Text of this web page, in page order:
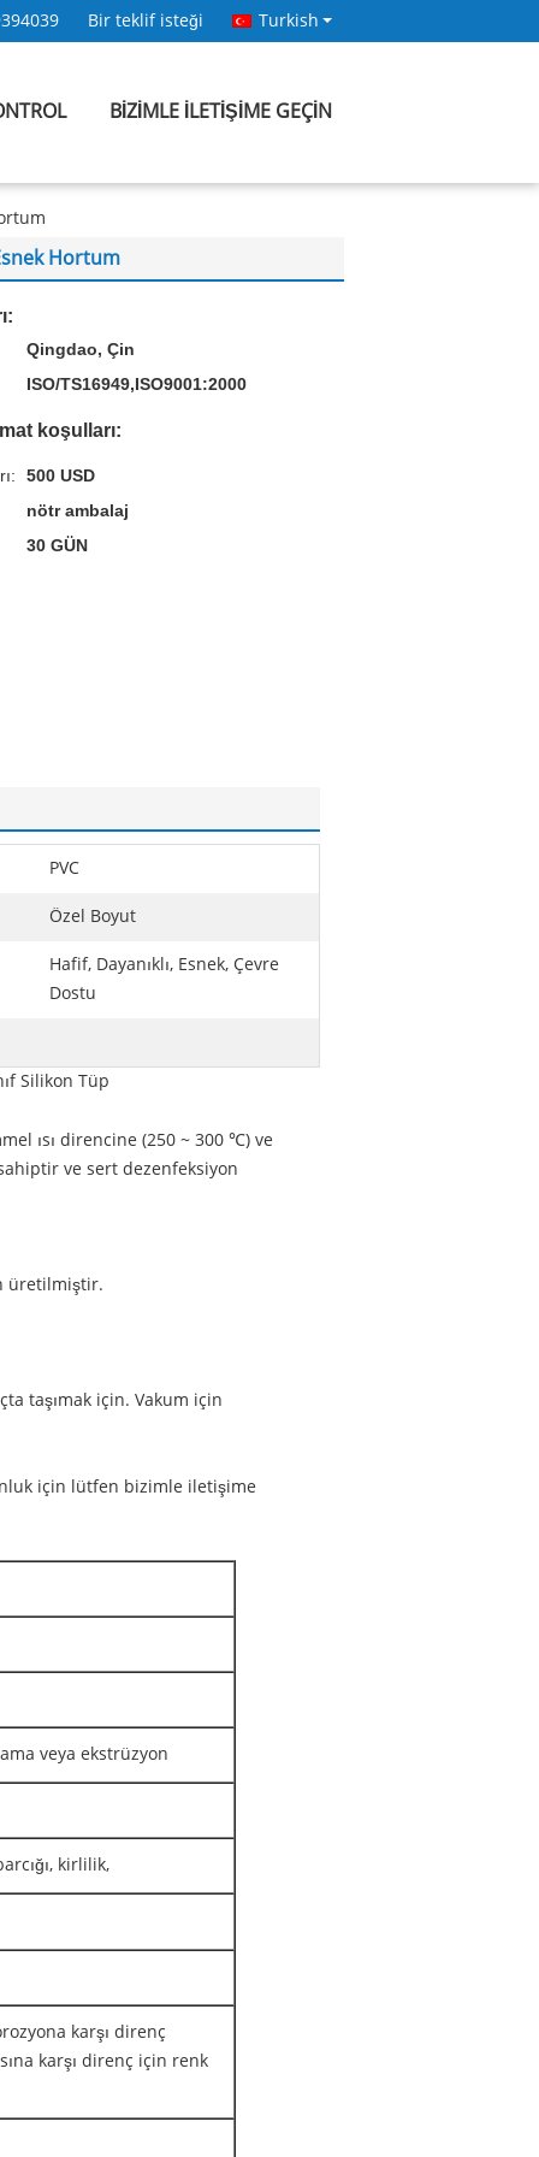
Bir teklif isteği Turkish
BIZIMLE ILETIŞIME GEÇIN
Hortum
Qingdao, Çin
ISO/TS16949,ISO9001:2000
koşulları:
500 USD
nötr ambalaj
30 GÜN
PVC
Özel Boyut
Hafif, Dayanıklı, Esnek, Çevre
Dostu
Silikon Tüp
ısı direncine (250 ~ 300 ℃) ve
ve sert dezenfeksiyon
üretilmiştir.
taşımak için. Vakum için
için lütfen bizimle iletişime
veya ekstrüzyon
kirlilik,
karşı direnç
karşı direnç için renk